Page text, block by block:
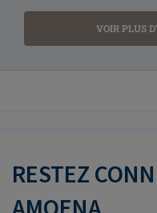
VOIR PLUS
RESTEZ